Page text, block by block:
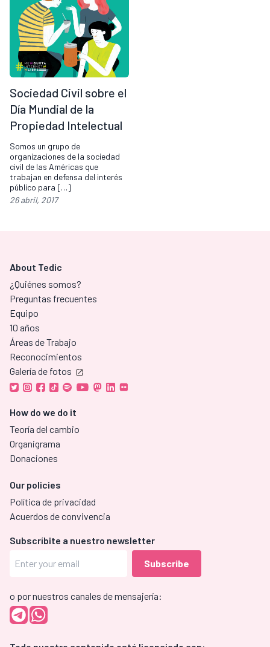
Sociedad Civil sobre el
Día Mundial de la
Propiedad Intelectual
Somos un grupo de
organizaciones de la sociedad
civil de las Américas que
trabajan en defensa del interés
público para […]
26 abril, 2017
About Tedic
¿Quiénes somos?
Preguntas frecuentes
Equipo
10 años
Áreas de Trabajo
Reconocimientos
Galería de fotos
How do we do it
Teoría del cambio
Organigrama
Donaciones
Our policies
Política de privacidad
Acuerdos de convivencia
Subscríbite a nuestro newsletter
o por nuestros canales de mensajería: